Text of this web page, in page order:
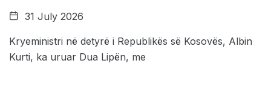
31 July 2026
Kryeministri në detyrë i Republikës së Kosovës, Albin
Kurti, ka uruar Dua Lipën, me